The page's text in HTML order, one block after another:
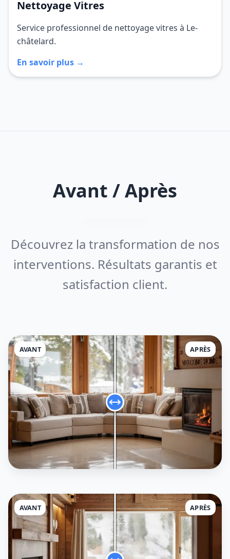
Nettoyage Vitres
Service professionnel de nettoyage vitres à Le-
châtelard.
En savoir plus →
Avant / Après
Découvrez la transformation de nos
interventions. Résultats garantis et
satisfaction client.
AVANT APRÈS
AVANT APRÈS